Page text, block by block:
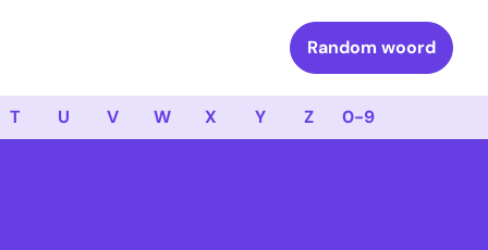
Random woord
T U V W X Y Z 0-9